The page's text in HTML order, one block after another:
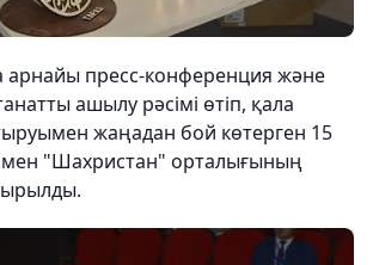
пресс-конференция және
ашылу рәсімі өтіп, қала
жаңадан бой көтерген 15
мен "Шахристан" орталығының